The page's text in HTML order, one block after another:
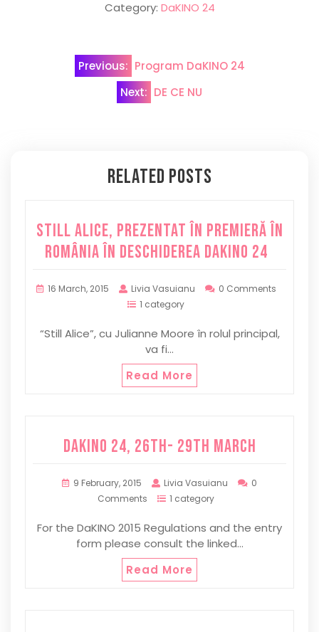
Category: DaKINO 24
Previous: Program DaKINO 24
Next: DE CE NU
Related Posts
STILL ALICE, PREZENTAT ÎN PREMIERĂ ÎN
ROMÂNIA ÎN DESCHIDEREA DaKINO 24
16 March, 2015 Livia Vasuianu
0 Comments
1 category
“Still Alice”, cu Julianne Moore în rolul principal,
va fi…
Read More
DaKINO 24, 26th- 29th March
9 February, 2015 Livia Vasuianu
0
Comments
1 category
For the DaKINO 2015 Regulations and the entry
form please consult the linked…
Read More